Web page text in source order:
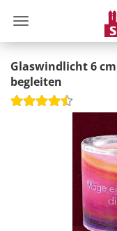
Glaswindlicht 6
begleiten